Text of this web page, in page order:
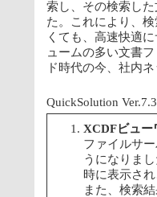
索し、その検索し
た。これにより、
くても、高速快適
ュームの多い文書
ド時代の今、社内
QuickSolution
XCDFビュー
ファイルサ
うになりま
時に表示さ
また、検索